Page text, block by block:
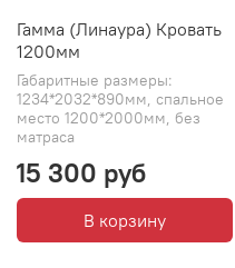
Гамма (Линаура) Кровать
1200мм
Габаритные размеры:
1234*2032*890мм, спальное
место 1200*2000мм, без
матраса
15 300 руб
В корзину